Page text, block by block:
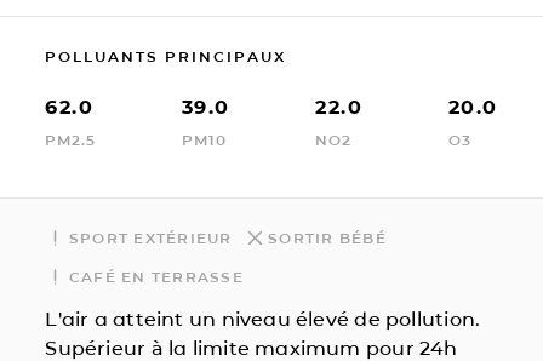
POLLUANTS PRINCIPAUX
62.0
PM2.5
39.0
PM10
22.0
NO2
20.0
O3
SPORT EXTÉRIEUR SORTIR BÉBÉ
CAFÉ EN TERRASSE
L'air a atteint un niveau élevé de pollution.
Supérieur à la limite maximum pour 24h